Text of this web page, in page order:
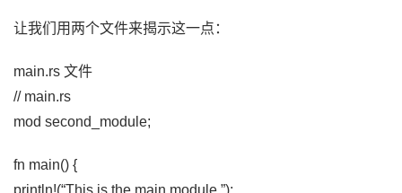
让我们用两个文件来揭示这一点：
main.rs 文件
// main.rs
mod second_module;
fn main() {
println!(“This is the main module.”);